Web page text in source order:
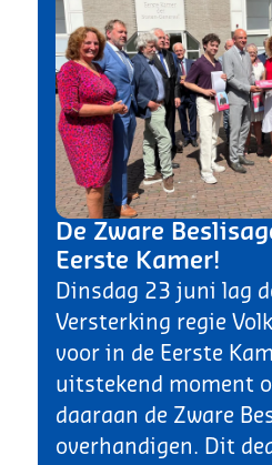
De Zware
Eerste Kamer!
Dinsdag 23 juni lag
Versterking regie
voor in de Eerste
uitstekend moment
daaraan de Zware
overhandigen. Dit